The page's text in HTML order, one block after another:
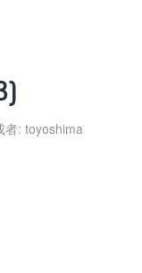
者:toyoshima